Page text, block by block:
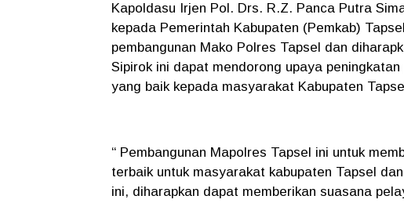
Kapoldasu Irjen Pol. Drs. R.Z. Panca Putra
kepada Pemerintah Kabupaten (Pemkab)
pembangunan Mako Polres Tapsel dan
Sipirok ini dapat mendorong upaya
yang baik kepada masyarakat Kabupaten
“ Pembangunan Mapolres Tapsel ini untuk
terbaik untuk masyarakat kabupaten Tapsel
ini, diharapkan dapat memberikan suasana